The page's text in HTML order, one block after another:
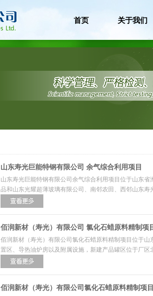
首页 关于我们
山东寿光巨能特钢有限公司 余气综合利用项目
山东寿光巨能特钢有限公司余气综合利用项目位于山东
品和山东光耀超薄玻璃有限公司、南邻农田、西邻山东
佰润新材（寿光）有限公司 氯化石蜡原料精制项
佰润新材（寿光）有限公司氯化石蜡原料精制项目位于
置区、导热油炉房以及附属设施，新建产品罐区位于厂
佰润新材（寿光）有限公司氯化石蜡原料精制项